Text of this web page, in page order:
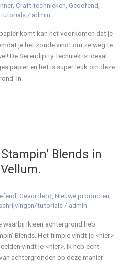
, Craft-technieken Geoefend
/ admin
komt kan het voorkomen dat je
je het zonde vindt om ze weg te
De Serendipity Techniek is ideaal
papier en het is super leuk om deze
In
Blends in
Gevorderd Nieuwe producten
tutorials / admin
waarbij ik een achtergrond heb
Blends. Het filmpje vindt je <hier>
vindt je <hier>. Ik heb echt
achtergronden op deze manier